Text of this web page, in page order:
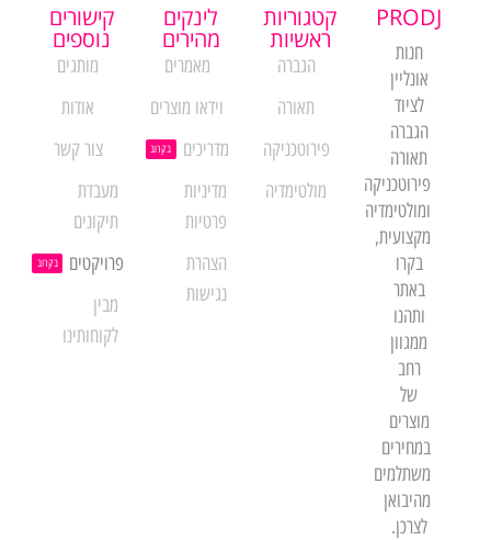
PRODJ
חנות
אונליין
לציוד
הגברה
תאורה
פירוטכניקה
ומולטימדיה
מקצועית,
בקרו
באתר
ותהנו
ממגוון
רחב
של
מוצרים
במחירים
משתלמים
מהיבואן
לצרכן.
קטגוריות
ראשיות
הגברה
תאורה
פירוטכניקה
מולטימדיה
לינקים
מהירים
מאמרים
וידאו מוצרים
מדריכים
בקרוב
מדיניות
פרטיות
הצהרת
נגישות
קישורים
נוספים
מותגים
אודות
צור קשר
מעבדת
תיקונים
פרויקטים
בקרוב
מבין
לקוחותינו